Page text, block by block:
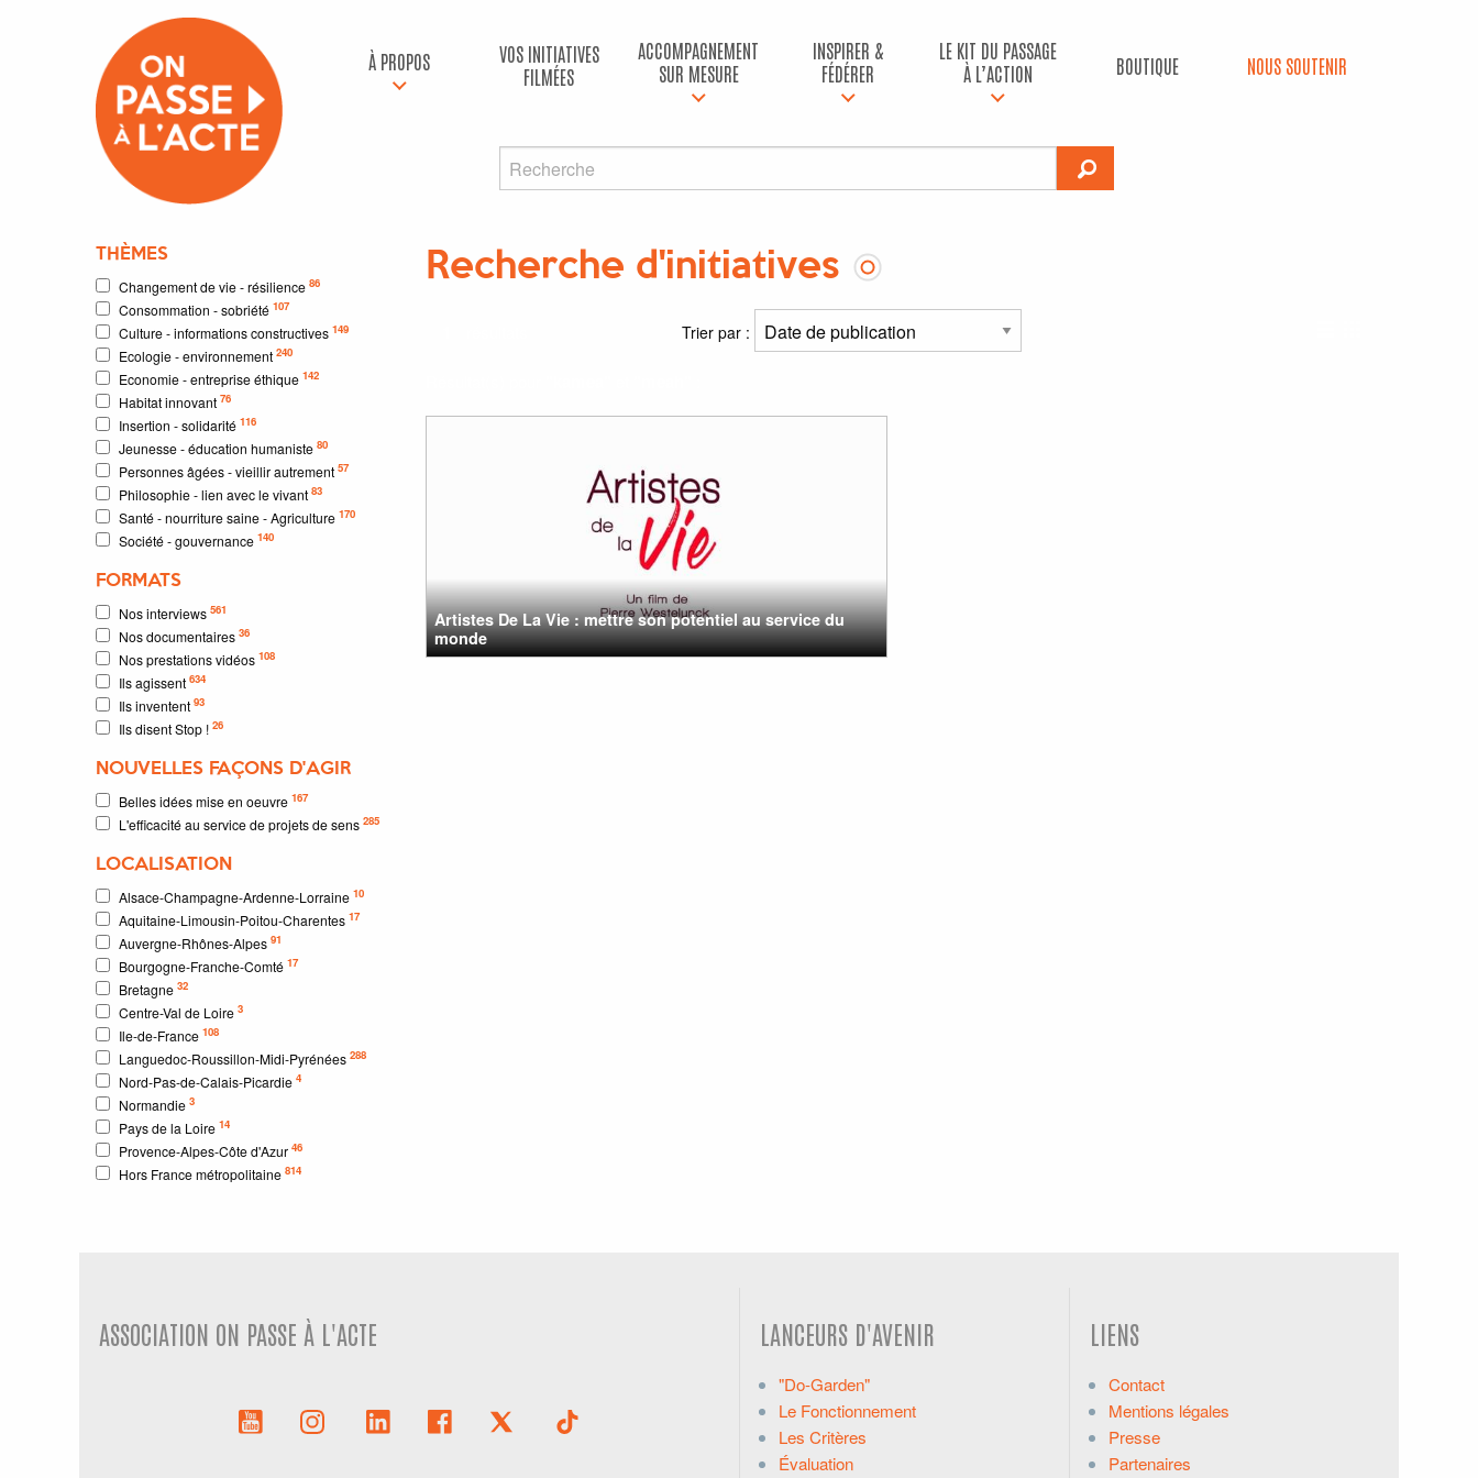
À PROPOS
VOS INITIATIVES
FILMÉES
ACCOMPAGNEMENT
SUR MESURE
INSPIRER &
FÉDÉRER
LE KIT DU PASSAGE
À L’ACTION
BOUTIQUE NOUS SOUTENIR
THÈMES
Changement de vie - résilience 86
Consommation - sobriété 107
Culture - informations constructives 149
Ecologie - environnement 240
Economie - entreprise éthique 142
Habitat innovant 76
Insertion - solidarité 116
Jeunesse - éducation humaniste 80
Personnes âgées - vieillir autrement 57
Philosophie - lien avec le vivant 83
Santé - nourriture saine - Agriculture 170
Société - gouvernance 140
FORMATS
Nos interviews 561
Nos documentaires 36
Nos prestations vidéos 108
Ils agissent 634
Ils inventent 93
Ils disent Stop ! 26
NOUVELLES FAÇONS D'AGIR
Belles idées mise en oeuvre 167
L'efficacité au service de projets de sens 285
LOCALISATION
Alsace-Champagne-Ardenne-Lorraine 10
Aquitaine-Limousin-Poitou-Charentes 17
Auvergne-Rhônes-Alpes 91
Bourgogne-Franche-Comté 17
Bretagne 32
Centre-Val de Loire 3
Ile-de-France 108
Languedoc-Roussillon-Midi-Pyrénées 288
Nord-Pas-de-Calais-Picardie 4
Normandie 3
Pays de la Loire 14
Provence-Alpes-Côte d'Azur 46
Hors France métropolitaine 814
Recherche d'initiatives
Trier par :
Artistes De La Vie : mettre son potentiel au service du
monde
ASSOCIATION ON PASSE À L'ACTE LANCEURS D'AVENIR
"Do-Garden"
Le Fonctionnement
Les Critères
Évaluation
LIENS
Contact
Mentions légales
Presse
Partenaires